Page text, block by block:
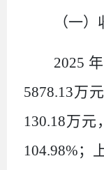
（一
2025
5878.13万
130.18万元
104.98%；